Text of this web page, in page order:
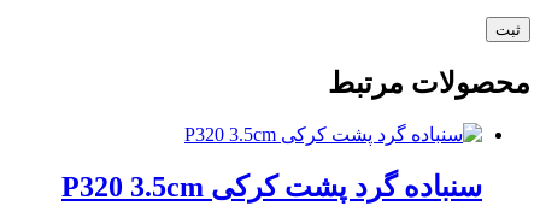
محصولات مرتبط
سنباده گرد پشت کرکی P320 3.5cm